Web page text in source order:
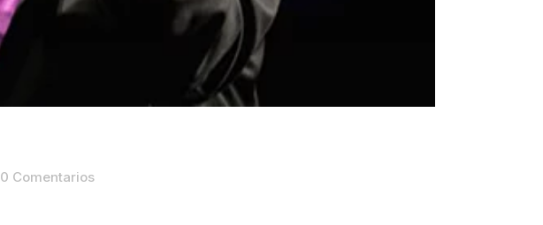
0 Comentarios